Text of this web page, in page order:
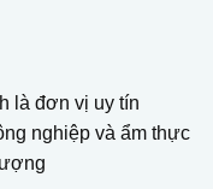
là đơn vị uy tín
nghiệp và ẩm thực